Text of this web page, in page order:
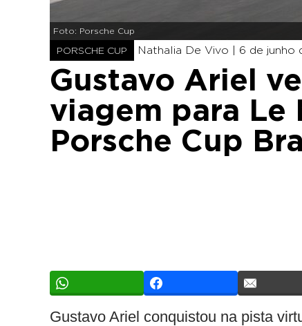
Foto: Porsche Cup
PORSCHE CUP Nathalia De Vivo | 6 de junho
Gustavo Ariel
viagem para Le
Porsche Cup
Gustavo Ariel conquistou na pista